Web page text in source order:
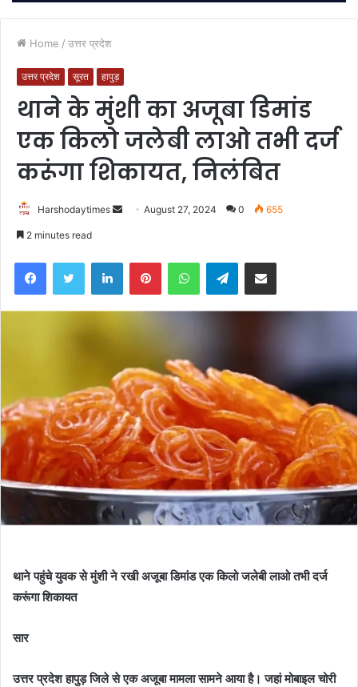
Home / उत्तर प्रदेश
उत्तर प्रदेश सूरत हापुड़
थाने के मुंशी का अजूबा डिमांड
एक किलो जलेबी लाओ तभी दर्ज
करूंगा शिकायत, निलंबित
Harshodaytimes
SendAugust 27, 2024 0 655
2 minutes read
FacebookTwitter LinkedInPinterestWhatsAppTelegramShare via Email
थाने पहुंचे युवक से मुंशी ने रखी अजूबा डिमांड एक किलो जलेबी लाओ तभी दर्ज
करूंगा शिकायत
सार
उत्तर प्रदेश हापुड़ जिले से एक अजूबा मामला सामने आया है। जहां मोबाइल चोरी